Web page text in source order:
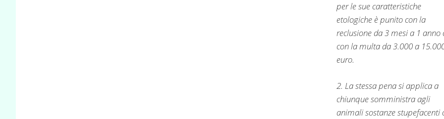
per le sue caratteristiche
etologiche è punito con la
reclusione da 3 mesi a 1 anno
con la multa da 3.000 a
euro.
2. La stessa pena si applica a
chiunque somministra agli
animali sostanze stupefacenti